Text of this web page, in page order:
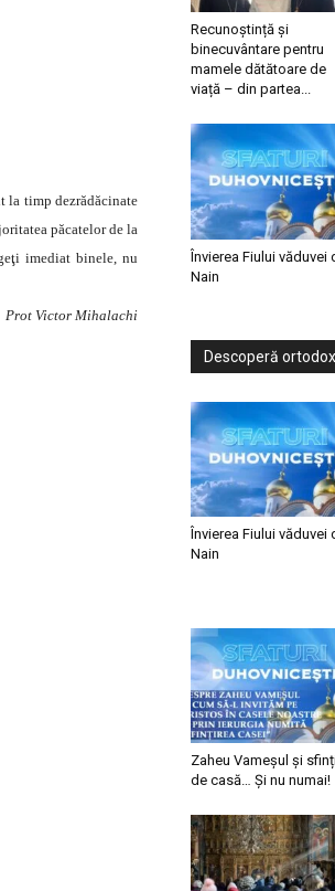
la timp dezrădăcinate
păcatelor de la
imediat binele, nu
Prot Victor Mihalachi
Recunoștință și
binecuvântare pentru
mamele dătătoare de
viață – din partea...
Învierea Fiului văduvei
Nain
Descoperă
Învierea Fiului văduvei
Nain
Zaheu Vameșul și
de casă… Și nu numai!